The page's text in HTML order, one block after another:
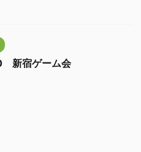
新宿ゲーム会